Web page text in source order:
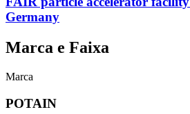
Germany
Marca e Faixa
Marca
POTAIN